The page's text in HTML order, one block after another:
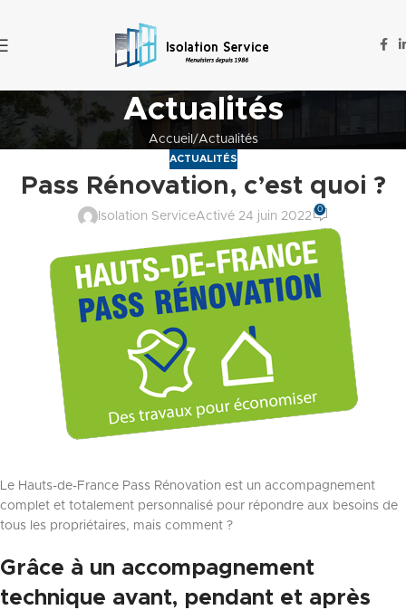
Actualités
Accueil Actualités
ACTUALITÉS
Pass Rénovation, c’est quoi ?
Isolation ServiceActivé 24 juin 2022
0
Le Hauts-de-France Pass Rénovation est un accompagnement
complet et totalement personnalisé pour répondre aux besoins de
tous les propriétaires, mais comment ?
Grâce à un accompagnement
technique avant, pendant et après